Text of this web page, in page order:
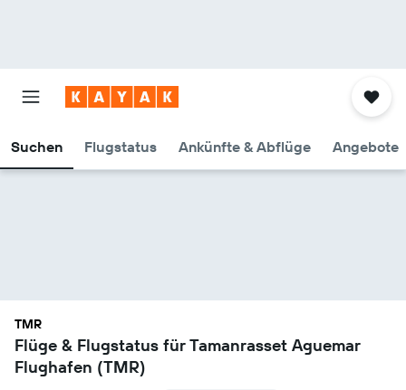
Suchen Flugstatus Ankünfte & Abflüge Angebote
TMR
Flüge & Flugstatus für Tamanrasset Aguemar
Flughafen (TMR)